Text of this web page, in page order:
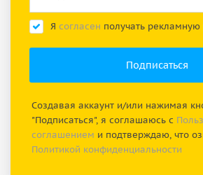
Я согласен получать рекламную
Создавая аккаунт и/или нажимая
"Подписаться", я соглашаюсь с
соглашением и подтверждаю, что
Политикой конфиденциальности